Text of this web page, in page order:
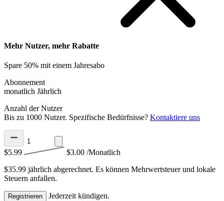
Mehr Nutzer, mehr Rabatte
Spare 50% mit einem Jahresabo
Abonnement
monatlich Jährlich
Anzahl der Nutzer
Bis zu 1000 Nutzer. Spezifische Bedürfnisse? Kontaktiere uns
$5.99 $3.00 /Monatlich
$35.99 jährlich abgerechnet. Es können Mehrwertsteuer und lokale
Steuern anfallen.
Registrieren Jederzeit kündigen.